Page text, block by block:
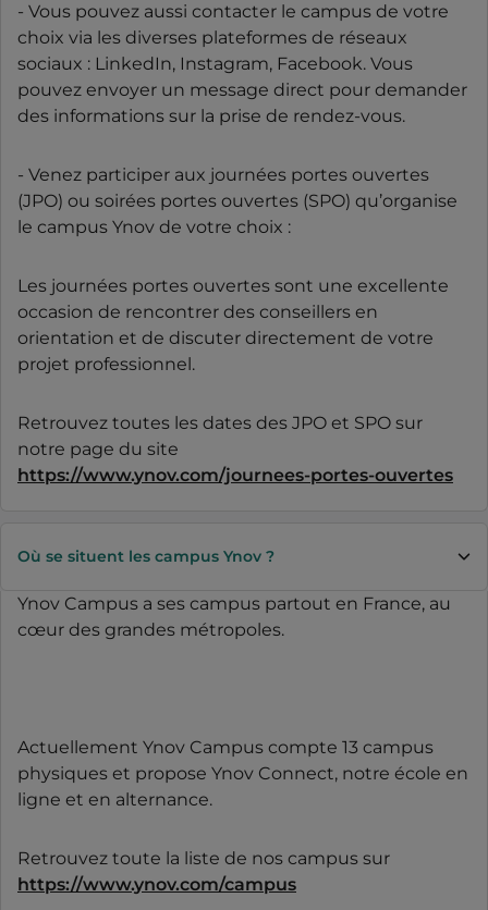
- Vous pouvez aussi contacter le campus de votre
choix via les diverses plateformes de réseaux
sociaux : LinkedIn, Instagram, Facebook. Vous
pouvez envoyer un message direct pour demander
des informations sur la prise de rendez-vous.
- Venez participer aux journées portes ouvertes
(JPO) ou soirées portes ouvertes (SPO) qu’organise
le campus Ynov de votre choix :
Les journées portes ouvertes sont une excellente
occasion de rencontrer des conseillers en
orientation et de discuter directement de votre
projet professionnel.
Retrouvez toutes les dates des JPO et SPO sur
notre page du site
https://www.ynov.com/journees-portes-ouvertes
Où se situent les campus Ynov ?
Ynov Campus a ses campus partout en France, au
cœur des grandes métropoles.
Actuellement Ynov Campus compte 13 campus
physiques et propose Ynov Connect, notre école en
ligne et en alternance.
Retrouvez toute la liste de nos campus sur
https://www.ynov.com/campus